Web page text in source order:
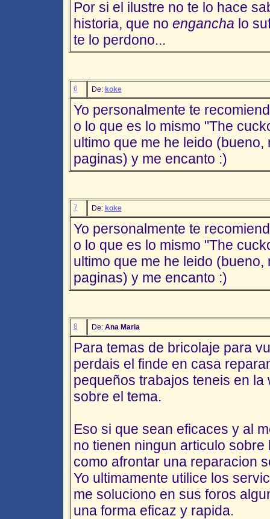
Por si el ilustre no te lo hace
historia, que no engancha lo
te lo perdono...
6 De: koke
Yo personalmente te
o lo que es lo mismo "The
ultimo que me he leido (bueno,
paginas) y me encanto :)
7 De: koke
Yo personalmente te
o lo que es lo mismo "The
ultimo que me he leido (bueno,
paginas) y me encanto :)
8 De: Ana Maria
Para temas de bricolaje para
perdais el finde en casa
pequeños trabajos teneis en la
sobre el tema.
Eso si que sean eficaces y al
no tienen ningun articulo sobre
como afrontar una reparacion
Yo ultimamente utilice los
me soluciono en sus foros
una forma eficaz y rapida.